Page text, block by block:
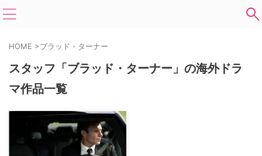
HOME >ブラッド・ターナー
スタッフ「ブラッド・ターナー」の海外ドラ
マ作品一覧